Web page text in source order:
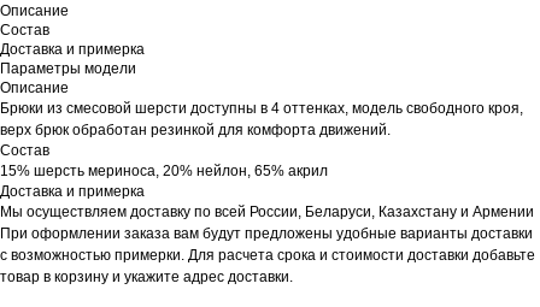
Описание
Состав
Доставка и примерка
Параметры модели
Описание
Брюки из смесовой шерсти доступны в 4 оттенках, модель свободного кроя,
верх брюк обработан резинкой для комфорта движений.
Состав
15% шерсть мериноса, 20% нейлон, 65% акрил
Доставка и примерка
Мы осуществляем доставку по всей России, Беларуси, Казахстану и Армении
При оформлении заказа вам будут предложены удобные варианты доставки
с возможностью примерки. Для расчета срока и стоимости доставки добавьте
товар в корзину и укажите адрес доставки.